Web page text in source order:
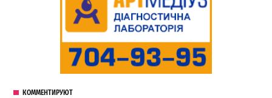
КОММЕНТИРУЮТ